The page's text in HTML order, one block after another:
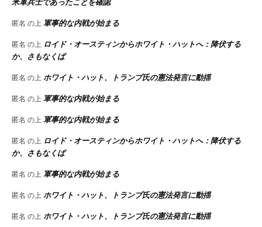
匿名 の上 軍事的な内戦が始まる
匿名 の上 ロイド・オースティンからホワイト・ハットへ：降伏する
か、さもなくば
匿名 の上 ホワイト・ハット、トランプ氏の憲法発言に動揺
匿名 の上 軍事的な内戦が始まる
匿名 の上 軍事的な内戦が始まる
匿名 の上 ロイド・オースティンからホワイト・ハットへ：降伏する
か、さもなくば
匿名 の上 軍事的な内戦が始まる
匿名 の上 ホワイト・ハット、トランプ氏の憲法発言に動揺
匿名 の上 ホワイト・ハット、トランプ氏の憲法発言に動揺